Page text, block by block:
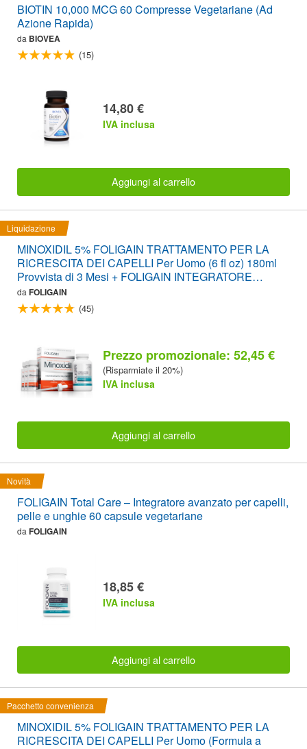
BIOTIN 10,000 MCG 60 Compresse Vegetariane (Ad
Azione Rapida)
da BIOVEA
(15)
14,80 €
IVA inclusa
Aggiungi al carrello
Liquidazione
MINOXIDIL 5% FOLIGAIN TRATTAMENTO PER LA
RICRESCITA DEI CAPELLI Per Uomo (6 fl oz) 180ml
Provvista di 3 Mesi + FOLIGAIN INTEGRATORE
STIMOLANTE PER LA RICRESCITA DEI CAPELLI
120 Compresse PACCO CONVENIENZA
da FOLIGAIN
(45)
Prezzo promozionale: 52,45 €
(Risparmiate il 20%)
IVA inclusa
Aggiungi al carrello
Novità
FOLIGAIN Total Care – Integratore avanzato per capelli,
pelle e unghie 60 capsule vegetariane
daFOLIGAIN
18,85 €
IVA inclusa
Aggiungi al carrello
Pacchetto convenienza
MINOXIDIL 5% FOLIGAIN TRATTAMENTO PER LA
RICRESCITA DEI CAPELLI Per Uomo (Formula a